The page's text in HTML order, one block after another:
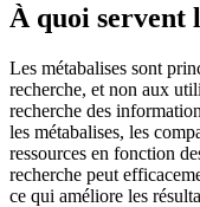
À quoi servent
Les métabalises sont
recherche, et non aux
recherche des
les métabalises, les
ressources en fonction
recherche peut
ce qui améliore les